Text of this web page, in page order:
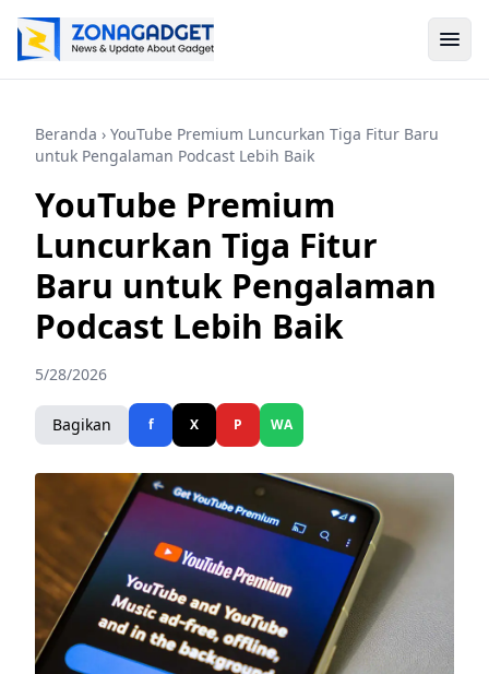
Beranda › YouTube Premium Luncurkan Tiga Fitur Baru
untuk Pengalaman Podcast Lebih Baik
YouTube Premium
Luncurkan Tiga Fitur
Baru untuk Pengalaman
Podcast Lebih Baik
5/28/2026
Bagikan f X P WA